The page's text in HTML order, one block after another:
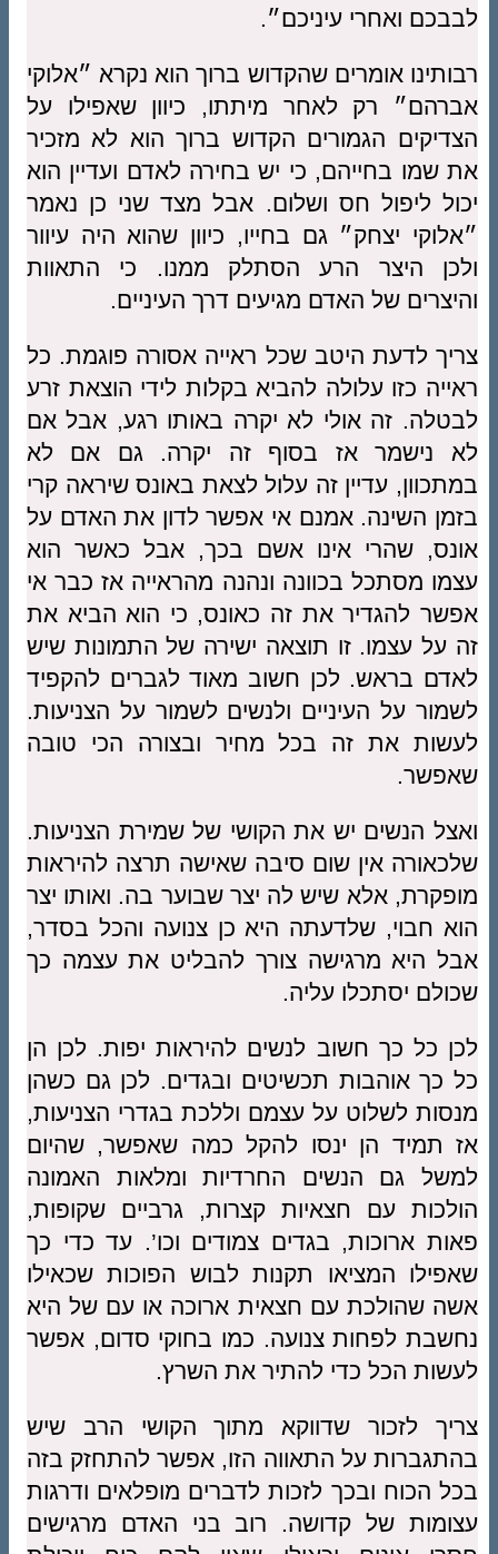
לבבכם ואחרי עיניכם״.
רבותינו אומרים שהקדוש ברוך הוא נקרא ״אלוקי
אברהם״ רק לאחר מיתתו, כיוון שאפילו על
הצדיקים הגמורים הקדוש ברוך הוא לא מזכיר
את שמו בחייהם, כי יש בחירה לאדם ועדיין הוא
יכול ליפול חס ושלום. אבל מצד שני כן נאמר
״אלוקי יצחק״ גם בחייו, כיוון שהוא היה עיוור
ולכן היצר הרע הסתלק ממנו. כי התאוות
והיצרים של האדם מגיעים דרך העיניים.
צריך לדעת היטב שכל ראייה אסורה פוגמת. כל
ראייה כזו עלולה להביא בקלות לידי הוצאת זרע
לבטלה. זה אולי לא יקרה באותו רגע, אבל אם
לא נישמר אז בסוף זה יקרה. גם אם לא
במתכוון, עדיין זה עלול לצאת באונס שיראה קרי
בזמן השינה. אמנם אי אפשר לדון את האדם על
אונס, שהרי אינו אשם בכך, אבל כאשר הוא
עצמו מסתכל בכוונה ונהנה מהראייה אז כבר אי
אפשר להגדיר את זה כאונס, כי הוא הביא את
זה על עצמו. זו תוצאה ישירה של התמונות שיש
לאדם בראש. לכן חשוב מאוד לגברים להקפיד
לשמור על העיניים ולנשים לשמור על הצניעות.
לעשות את זה בכל מחיר ובצורה הכי טובה
שאפשר.
ואצל הנשים יש את הקושי של שמירת הצניעות.
שלכאורה אין שום סיבה שאישה תרצה להיראות
מופקרת, אלא שיש לה יצר שבוער בה. ואותו יצר
הוא חבוי, שלדעתה היא כן צנועה והכל בסדר,
אבל היא מרגישה צורך להבליט את עצמה כך
שכולם יסתכלו עליה.
לכן כל כך חשוב לנשים להיראות יפות. לכן הן
כל כך אוהבות תכשיטים ובגדים. לכן גם כשהן
מנסות לשלוט על עצמם וללכת בגדרי הצניעות,
אז תמיד הן ינסו להקל כמה שאפשר, שהיום
למשל גם הנשים החרדיות ומלאות האמונה
הולכות עם חצאיות קצרות, גרביים שקופות,
פאות ארוכות, בגדים צמודים וכו’. עד כדי כך
שאפילו המציאו תקנות לבוש הפוכות שכאילו
אשה שהולכת עם חצאית ארוכה או עם של היא
נחשבת לפחות צנועה. כמו בחוקי סדום, אפשר
לעשות הכל כדי להתיר את השרץ.
צריך לזכור שדווקא מתוך הקושי הרב שיש
בהתגברות על התאווה הזו, אפשר להתחזק בזה
בכל הכוח ובכך לזכות לדברים מופלאים ודרגות
עצומות של קדושה. רוב בני האדם מרגישים